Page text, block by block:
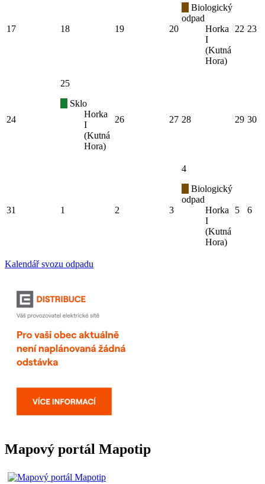
17 18 19 20
Biologický
odpad
Horka
I
(Kutná
Hora)
22 23
24
25
Sklo
Horka
I
(Kutná
Hora)
26 27 28 29 30
31 1 2 3
4
Biologický
odpad
Horka
I
(Kutná
Hora)
5 6
Kalendář svozu odpadu
Mapový portál Mapotip